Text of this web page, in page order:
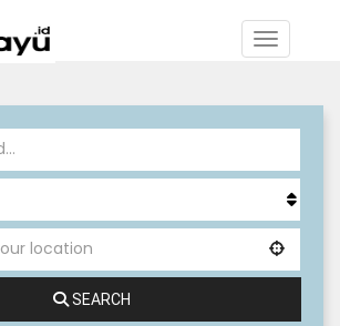
SEARCH